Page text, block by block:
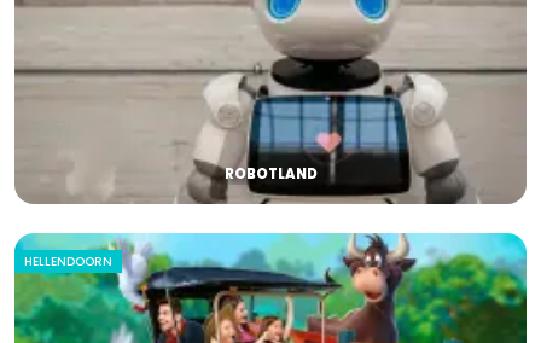
ROBOTLAND
HELLENDOORN